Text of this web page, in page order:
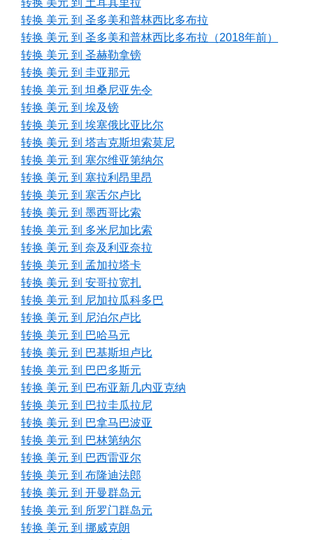
转换 美元 到 土耳其里拉
转换 美元 到 圣多美和普林西比多布拉
转换 美元 到 圣多美和普林西比多布拉（2018年前）
转换 美元 到 圣赫勒拿镑
转换 美元 到 圭亚那元
转换 美元 到 坦桑尼亚先令
转换 美元 到 埃及镑
转换 美元 到 埃塞俄比亚比尔
转换 美元 到 塔吉克斯坦索莫尼
转换 美元 到 塞尔维亚第纳尔
转换 美元 到 塞拉利昂里昂
转换 美元 到 塞舌尔卢比
转换 美元 到 墨西哥比索
转换 美元 到 多米尼加比索
转换 美元 到 奈及利亚奈拉
转换 美元 到 孟加拉塔卡
转换 美元 到 安哥拉宽扎
转换 美元 到 尼加拉瓜科多巴
转换 美元 到 尼泊尔卢比
转换 美元 到 巴哈马元
转换 美元 到 巴基斯坦卢比
转换 美元 到 巴巴多斯元
转换 美元 到 巴布亚新几内亚克纳
转换 美元 到 巴拉圭瓜拉尼
转换 美元 到 巴拿马巴波亚
转换 美元 到 巴林第纳尔
转换 美元 到 巴西雷亚尔
转换 美元 到 布隆迪法郎
转换 美元 到 开曼群岛元
转换 美元 到 所罗门群岛元
转换 美元 到 挪威克朗